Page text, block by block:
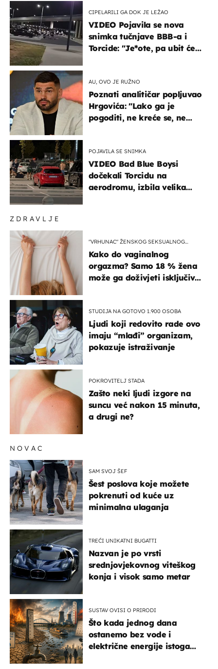
ZDRAVLJE
"VRHUNAC" ŽENSKOG SEKSUALNOG
Kako do vaginalnog
orgazma? Samo 18 % žena
može ga doživjeti isključivo
STUDIJA NA GOTOVO 1.900 OSOBA
Ljudi koji redovito rade ovo
imaju “mlađi” organizam,
pokazuje istraživanje
POKROVITELJ STADA
Zašto neki ljudi izgore na
suncu već nakon 15 minuta,
a drugi ne?
CIPELARILI GA DOK JE LEŽAO
VIDEO Pojavila se nova
snimka tučnjave BBB-a i
Torcide: "Je*ote, pa ubit će
AU, OVO JE RUŽNO
Poznati analitičar popljuvao
Hrgovića: "Lako ga je
pogoditi, ne kreće se, ne
POJAVILA SE SNIMKA
VIDEO Bad Blue Boysi
dočekali Torcidu na
aerodromu, izbila velika
NOVAC
SAM SVOJ ŠEF
Šest poslova koje možete
pokrenuti od kuće uz
minimalna ulaganja
TREĆI UNIKATNI BUGATTI
Nazvan je po vrsti
srednjovjekovnog viteškog
konja i visok samo metar
SUSTAV OVISI O PRIRODI
Što kada jednog dana
ostanemo bez vode i
električne energije istoga